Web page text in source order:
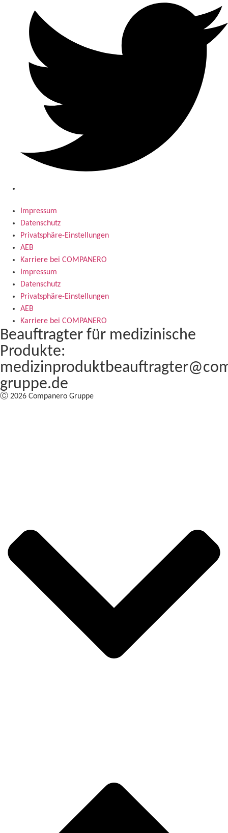
Impressum
Datenschutz
Privatsphäre-Einstellungen
AEB
Karriere bei COMPANERO
Impressum
Datenschutz
Privatsphäre-Einstellungen
AEB
Karriere bei COMPANERO
Beauftragter für medizinische
Produkte:
gruppe.de
Ⓒ 2026 Companero Gruppe